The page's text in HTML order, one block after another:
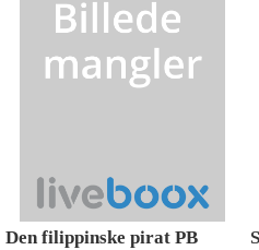
Den filippinske pirat PB